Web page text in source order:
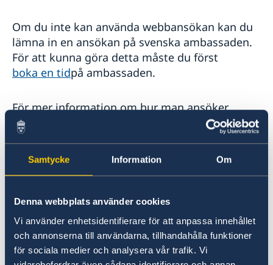
Samtycke Information Om
Denna webbplats använder cookies
Vi använder enhetsidentifierare för att anpassa innehållet
och annonserna till användarna, tillhandahålla funktioner
för sociala medier och analysera vår trafik. Vi
Om du inte kan använda webbansökan kan du
lämna in en ansökan på svenska ambassaden.
För att kunna göra detta måste du först
boka en tidpå ambassaden.
För mer information om hur man ansöker,
obligatoriska dokument, ansökningsavgift och
väntetid besöker du
Migrationsverkets webbplats.
betala ansökningsavgiften i Rials till
ambassadens bankkonto. För mer information
kollaAvgifter.